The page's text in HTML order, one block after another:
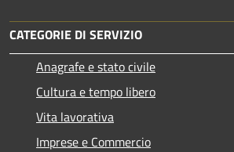
CATEGORIE DI SERVIZIO
Anagrafe e stato civile
Cultura e tempo libero
Vita lavorativa
Imprese e Commercio